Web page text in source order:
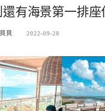
有海景第一排座
貝貝 2022-09-28